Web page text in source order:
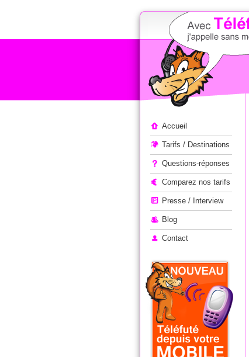
Accueil
Tarifs / Destinations
Questions-réponses
Comparez nos tarifs
Presse / Interview
Blog
Contact